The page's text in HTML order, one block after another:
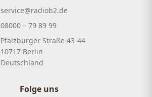
service@radiob2.de
08000 – 79 89 99
Pfalzburger Straße 43-44
10717 Berlin
Deutschland
Folge uns